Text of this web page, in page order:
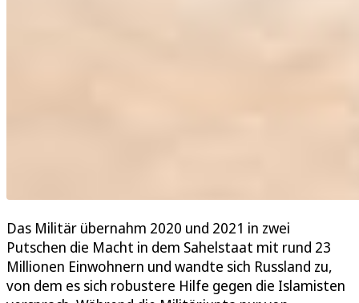
Das Militär übernahm 2020 und 2021 in zwei
Putschen die Macht in dem Sahelstaat mit rund 23
Millionen Einwohnern und wandte sich Russland zu,
von dem es sich robustere Hilfe gegen die Islamisten